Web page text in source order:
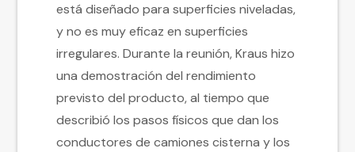
está diseñado para superficies niveladas,
y no es muy eficaz en superficies
irregulares. Durante la reunión, Kraus hizo
una demostración del rendimiento
previsto del producto, al tiempo que
describió los pasos físicos que dan los
conductores de camiones cisterna y los